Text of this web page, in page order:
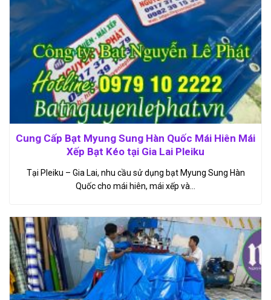
Cung Cấp Bạt Myung Sung Hàn Quốc Mái Hiên Mái
Xếp Bạt Kéo tại Gia Lai Pleiku
Tại Pleiku – Gia Lai, nhu cầu sử dụng bạt Myung Sung Hàn
Quốc cho mái hiên, mái xếp và…